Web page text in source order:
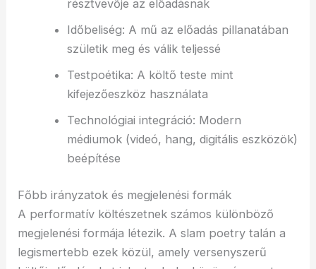
résztvevője az előadásnak
Időbeliség: A mű az előadás pillanatában
születik meg és válik teljessé
Testpoétika: A költő teste mint
kifejezőeszköz használata
Technológiai integráció: Modern
médiumok (videó, hang, digitális eszközök)
beépítése
Főbb irányzatok és megjelenési formák
A performatív költészetnek számos különböző
megjelenési formája létezik. A slam poetry talán a
legismertebb ezek közül, amely versenyszerű